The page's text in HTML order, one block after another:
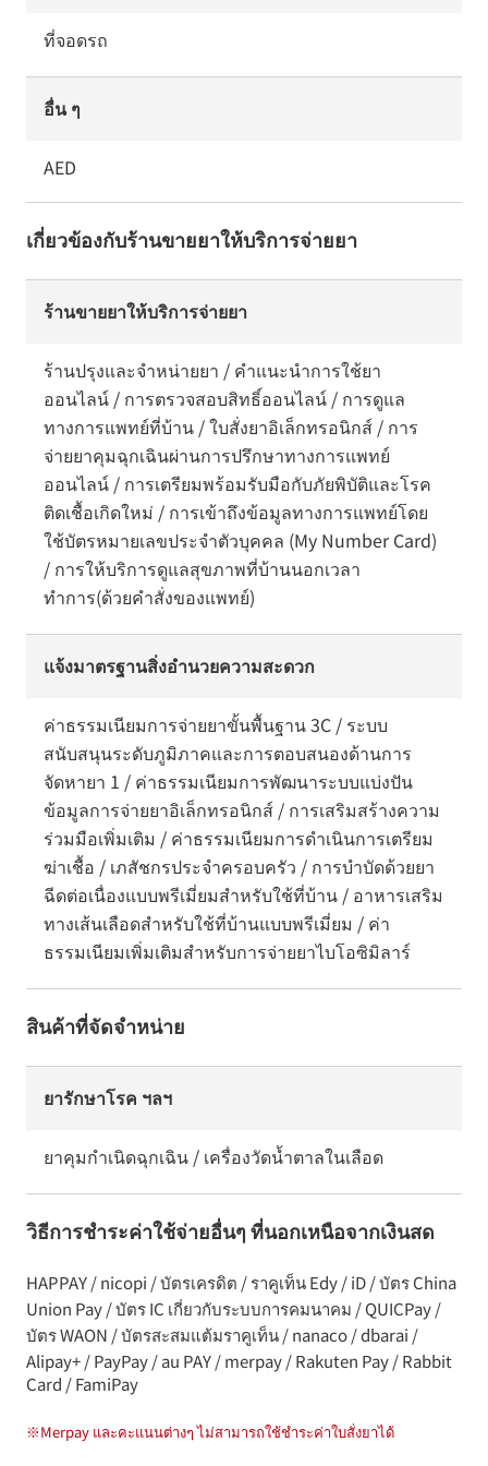
ที่จอดรถ
อื่น ๆ
AED
เกี่ยวข้องกับร้านขายยาให้บริการจ่ายยา
ร้านขายยาให้บริการจ่ายยา
ร้านปรุงและจำหน่ายยา / คำแนะนำการใช้ยา
ออนไลน์ / การตรวจสอบสิทธิ์ออนไลน์ / การดูแล
ทางการแพทย์ที่บ้าน / ใบสั่งยาอิเล็กทรอนิกส์ / การ
จ่ายยาคุมฉุกเฉินผ่านการปรึกษาทางการแพทย์
ออนไลน์ / การเตรียมพร้อมรับมือกับภัยพิบัติและโรค
ติดเชื้อเกิดใหม่ / การเข้าถึงข้อมูลทางการแพทย์โดย
ใช้บัตรหมายเลขประจำตัวบุคคล (My Number Card)
/ การให้บริการดูแลสุขภาพที่บ้านนอกเวลา
ทำการ(ด้วยคำสั่งของแพทย์)
แจ้งมาตรฐานสิ่งอำนวยความสะดวก
ค่าธรรมเนียมการจ่ายยาขั้นพื้นฐาน 3C / ระบบ
สนับสนุนระดับภูมิภาคและการตอบสนองด้านการ
จัดหายา 1 / ค่าธรรมเนียมการพัฒนาระบบแบ่งปัน
ข้อมูลการจ่ายยาอิเล็กทรอนิกส์ / การเสริมสร้างความ
ร่วมมือเพิ่มเติม / ค่าธรรมเนียมการดำเนินการเตรียม
ฆ่าเชื้อ / เภสัชกรประจำครอบครัว / การบำบัดด้วยยา
ฉีดต่อเนื่องแบบพรีเมี่ยมสำหรับใช้ที่บ้าน / อาหารเสริม
ทางเส้นเลือดสำหรับใช้ที่บ้านแบบพรีเมี่ยม / ค่า
ธรรมเนียมเพิ่มเติมสำหรับการจ่ายยาไบโอซิมิลาร์
สินค้าที่จัดจำหน่าย
ยารักษาโรค ฯลฯ
ยาคุมกำเนิดฉุกเฉิน / เครื่องวัดน้ำตาลในเลือด
วิธีการชำระค่าใช้จ่ายอื่นๆ ที่นอกเหนือจากเงินสด
HAPPAY / nicopi / บัตรเครดิต / ราคูเท็น Edy / iD / บัตร China
Union Pay / บัตร IC เกี่ยวกับระบบการคมนาคม / QUICPay /
บัตร WAON / บัตรสะสมแต้มราคูเท็น / nanaco / dbarai /
Alipay+ / PayPay / au PAY / merpay / Rakuten Pay / Rabbit
Card / FamiPay
※Merpay และคะแนนต่างๆ ไม่สามารถใช้ชำระค่าใบสั่งยาได้